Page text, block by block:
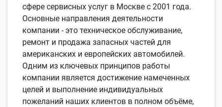
сфере сервисных услуг в Москве с 2001 года.
Основные направления деятельности
компании - это техническое обслуживание,
ремонт и продажа запасных частей для
американских и европейских автомобилей.
Одним из ключевых принципов работы
компании является достижение намеченных
целей и выполнение индивидуальных
пожеланий наших клиентов в полном объёме,